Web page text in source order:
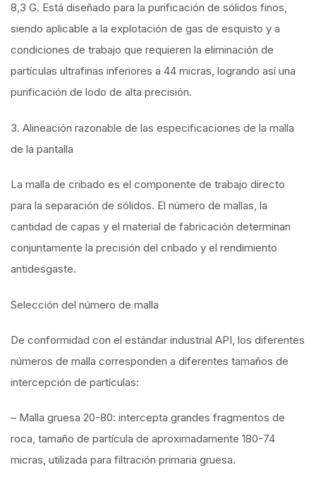
8,3 G. Está diseñado para la purificación de sólidos finos,
siendo aplicable a la explotación de gas de esquisto y a
condiciones de trabajo que requieren la eliminación de
partículas ultrafinas inferiores a 44 micras, logrando así una
purificación de lodo de alta precisión.
3. Alineación razonable de las especificaciones de la malla
de la pantalla
La malla de cribado es el componente de trabajo directo
para la separación de sólidos. El número de mallas, la
cantidad de capas y el material de fabricación determinan
conjuntamente la precisión del cribado y el rendimiento
antidesgaste.
Selección del número de malla
De conformidad con el estándar industrial API, los diferentes
números de malla corresponden a diferentes tamaños de
intercepción de partículas:
– Malla gruesa 20-80: intercepta grandes fragmentos de
roca, tamaño de partícula de aproximadamente 180-74
micras, utilizada para filtración primaria gruesa.